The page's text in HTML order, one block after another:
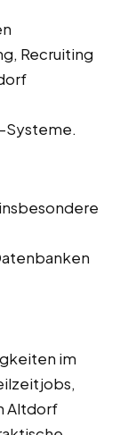
Recruiting
Systeme.
im
Altdorf